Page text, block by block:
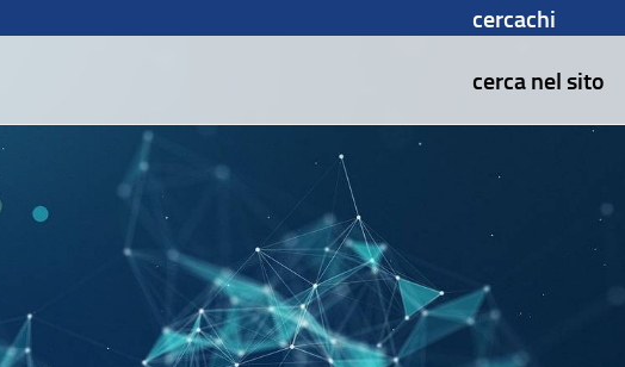
cercachi
cerca nel sito